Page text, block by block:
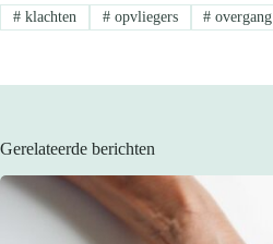
#klachten #opvliegers # overgang
Gerelateerde berichten